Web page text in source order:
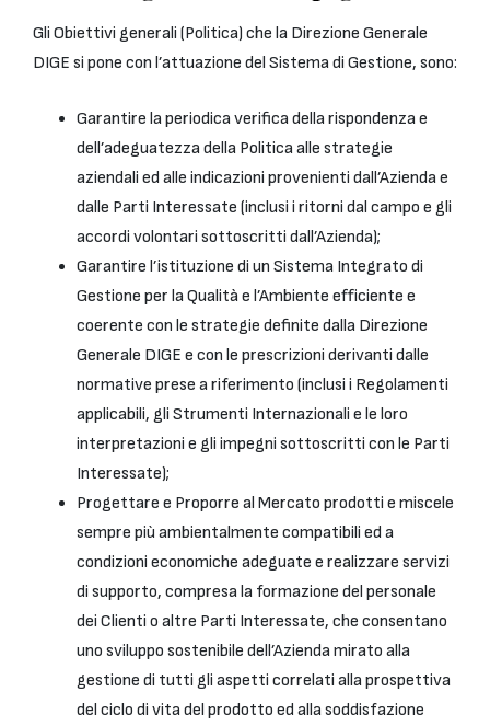
Gli Obiettivi generali (Politica) che la Direzione Generale
DIGE si pone con l’attuazione del Sistema di Gestione, sono:
Garantire la periodica verifica della rispondenza e
dell’adeguatezza della Politica alle strategie
aziendali ed alle indicazioni provenienti dall’Azienda e
dalle Parti Interessate (inclusi i ritorni dal campo e gli
accordi volontari sottoscritti dall’Azienda);
Garantire l’istituzione di un Sistema Integrato di
Gestione per la Qualità e l’Ambiente efficiente e
coerente con le strategie definite dalla Direzione
Generale DIGE e con le prescrizioni derivanti dalle
normative prese a riferimento (inclusi i Regolamenti
applicabili, gli Strumenti Internazionali e le loro
interpretazioni e gli impegni sottoscritti con le Parti
Interessate);
Progettare e Proporre al Mercato prodotti e miscele
sempre più ambientalmente compatibili ed a
condizioni economiche adeguate e realizzare servizi
di supporto, compresa la formazione del personale
dei Clienti o altre Parti Interessate, che consentano
uno sviluppo sostenibile dell’Azienda mirato alla
gestione di tutti gli aspetti correlati alla prospettiva
del ciclo di vita del prodotto ed alla soddisfazione